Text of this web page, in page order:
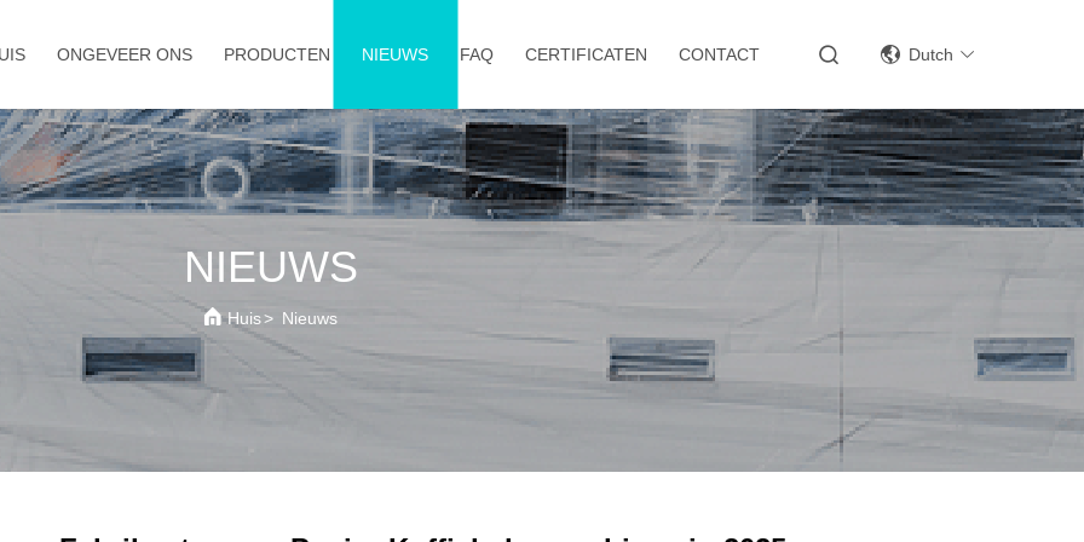
ONGEVEER ONS PRODUCTEN NIEUWS FAQ CERTIFICATEN CONTACT Dutch
NIEUWS
Huis> Nieuws